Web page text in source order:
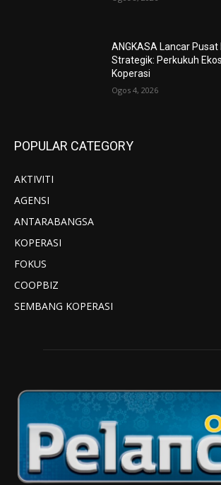
ANGKASA Lancar
Strategik: Perkukuh
Koperasi
Ogos 4, 2026
POPULAR CATEGORY
AKTIVITI
AGENSI
ANTARABANGSA
KOPERASI
FOKUS
COOPBIZ
SEMBANG KOPERASI